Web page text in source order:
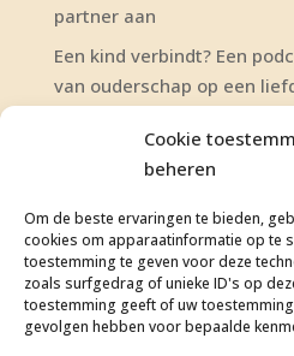
Cookie
beheren
Om de beste ervaringen te bieden,
cookies om apparaatinformatie op te
toestemming te geven voor deze
zoals surfgedrag of unieke ID's op
toestemming geeft of uw
gevolgen hebben voor bepaalde
partner aan
Een kind verbindt? Een
van ouderschap op een
Juridisch
Privacybeleid
Maak een